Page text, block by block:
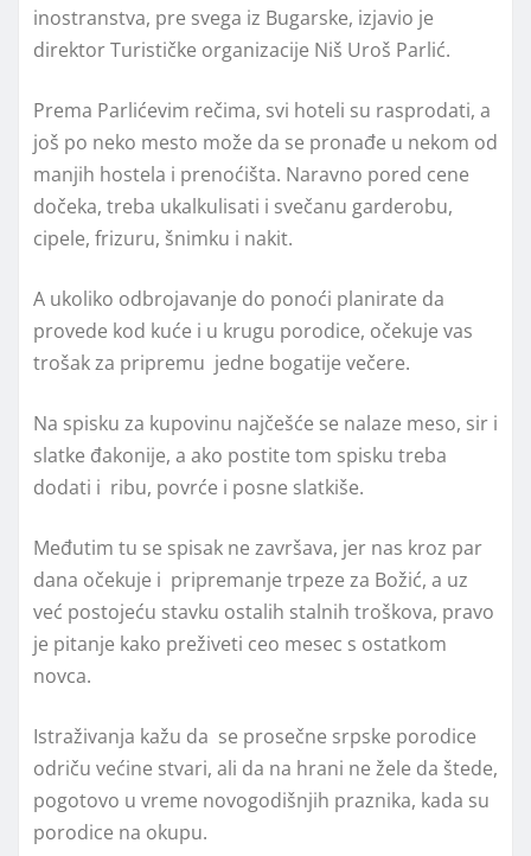
inostranstva, pre svega iz Bugarske, izjavio je
direktor Turističke organizacije Niš Uroš Parlić.
Prema Parlićevim rečima, svi hoteli su rasprodati, a
još po neko mesto može da se pronađe u nekom od
manjih hostela i prenoćišta. Naravno pored cene
dočeka, treba ukalkulisati i svečanu garderobu,
cipele, frizuru, šnimku i nakit.
A ukoliko odbrojavanje do ponoći planirate da
provede kod kuće i u krugu porodice, očekuje vas
trošak za pripremu jedne bogatije večere.
Na spisku za kupovinu najčešće se nalaze meso, sir i
slatke đakonije, a ako postite tom spisku treba
dodati i ribu, povrće i posne slatkiše.
Međutim tu se spisak ne završava, jer nas kroz par
dana očekuje i pripremanje trpeze za Božić, a uz
već postojeću stavku ostalih stalnih troškova, pravo
je pitanje kako preživeti ceo mesec s ostatkom
novca.
Istraživanja kažu da se prosečne srpske porodice
odriču većine stvari, ali da na hrani ne žele da štede,
pogotovo u vreme novogodišnjih praznika, kada su
porodice na okupu.